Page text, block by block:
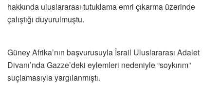
hakkında uluslararası tutuklama emri çıkarma üzerinde
çalıştığı duyurulmuştu.
Güney Afrika’nın başvurusuyla İsrail Uluslararası Adalet
Divanı’nda Gazze’deki eylemleri nedeniyle “soykırım”
suçlamasıyla yargılanmıştı.